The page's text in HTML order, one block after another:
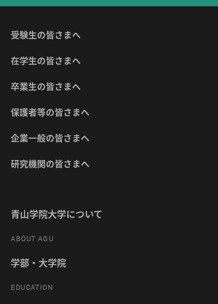
受験生の皆さまへ
在学生の皆さまへ
卒業生の皆さまへ
保護者等の皆さまへ
企業一般の皆さまへ
研究機関の皆さまへ
青山学院大学について
ABOUT AGU
学部・大学院
EDUCATION